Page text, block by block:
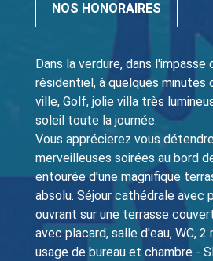
NOS HONORAIRES
Dans la verdure, dans l'impasse
résidentiel, à quelques minutes
ville, Golf, jolie villa très
soleil toute la journée.
Vous apprécierez vous
merveilleuses soirées au bord
entourée d'une magnifique
absolu. Séjour cathédrale avec
ouvrant sur une terrasse
avec placard, salle d'eau, WC, 2
usage de bureau et chambre -